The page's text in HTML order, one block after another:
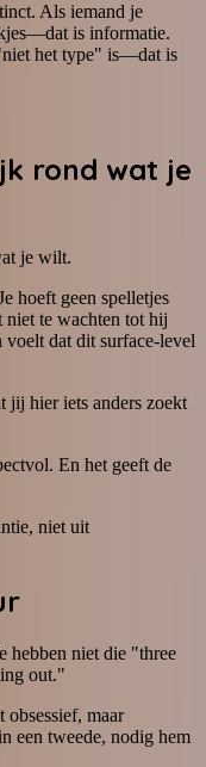
Als iemand je
is informatie.
het type" is—dat is
rond wat je
je wilt.
hoeft geen spelletjes
niet te wachten tot hij
voelt dat dit surface-level
jij hier iets anders zoekt
En het geeft de
niet uit
hebben niet die "three
out."
maar
een tweede, nodig hem